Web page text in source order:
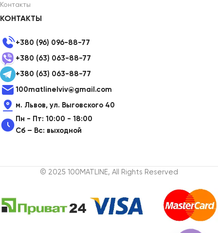
Контакты
КОНТАКТЫ
+380 (96) 096-88-77
+380 (63) 063-88-77
+380 (63) 063-88-77
100matlinelviv@gmail.com
м. Львов, ул. Выговского 40
Пн - Пт: 10:00 - 18:00
Сб – Вс: выходной
© 2025 100MATLINE, All Rights Reserved